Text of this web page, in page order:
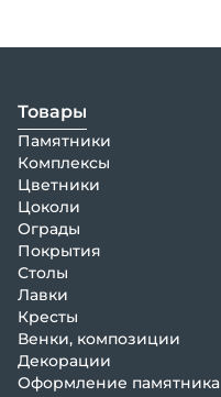
Товары
Памятники
Комплексы
Цветники
Цоколи
Ограды
Покрытия
Столы
Лавки
Кресты
Венки, композиции
Декорации
Оформление памятника